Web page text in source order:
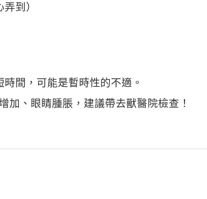
到）
間，可能是暫時性的不適。
加、眼睛腫脹，建議帶去獸醫院檢查！